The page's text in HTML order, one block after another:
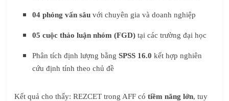
04 phỏng vấn sâu với chuyên gia và doanh nghiệp
05 cuộc thảo luận nhóm (FGD) tại các trường đại học
Phân tích định lượng bằngSPSS 16.0 kết hợp nghiên
cứu định tính theo chủ đề
Kết quả cho thấy: REZCET trong AFF cótiềm năng lớn, tuy